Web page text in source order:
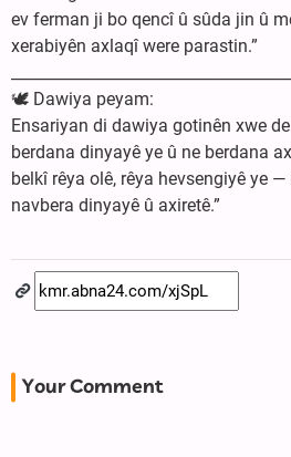
ev ferman ji bo qencî û sûda jin û
xerabiyên axlaqî were parastin.”
🕊️ Dawiya peyam:
Ensariyan di dawiya gotinên xwe
belkî rêya olê, rêya hevsengiyê ye
navbera dinyayê û axiretê.”
Your Comment